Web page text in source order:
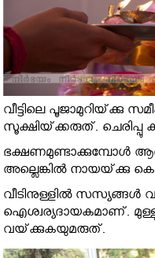
വീട്ടിലെ പൂജാമുറിയ്‌ക്കു
സൂക്ഷിയ്‌ക്കരുത്‌. ചെരിപ്പു
ഭക്ഷണമുണ്ടാക്കുമ്പോള്‍
അല്ലെങ്കില്‍ നായയ്‌ക്കു
വീടിനുള്ളില്‍ സസ്യങ്ങള്‍
ഐശ്വര്യദായകമാണ്‌.
വയ്‌ക്കുകയുമരുത്‌.